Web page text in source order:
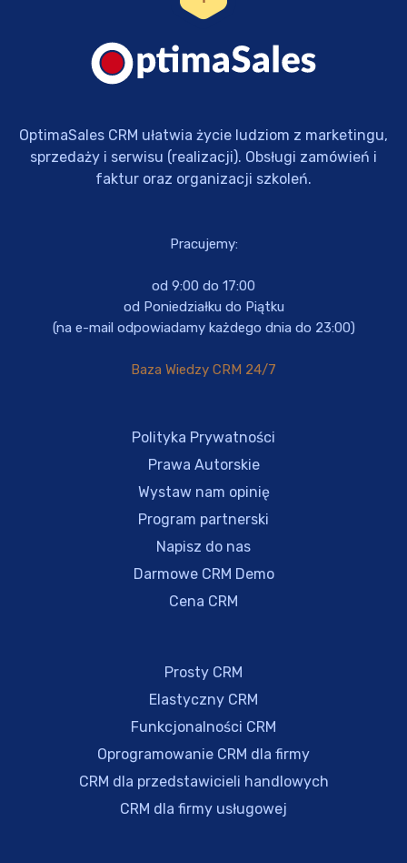
OptimaSales CRM ułatwia życie ludziom z marketingu,
sprzedaży i serwisu (realizacji). Obsługi zamówień i
faktur oraz organizacji szkoleń.
Pracujemy:
od 9:00 do 17:00
od Poniedziałku do Piątku
(na e-mail odpowiadamy każdego dnia do 23:00)
Baza Wiedzy CRM 24/7
Polityka Prywatności
Prawa Autorskie
Wystaw nam opinię
Program partnerski
Napisz do nas
Darmowe CRM Demo
Cena CRM
Prosty CRM
Elastyczny CRM
Funkcjonalności CRM
Oprogramowanie CRM dla firmy
CRM dla przedstawicieli handlowych
CRM dla firmy usługowej